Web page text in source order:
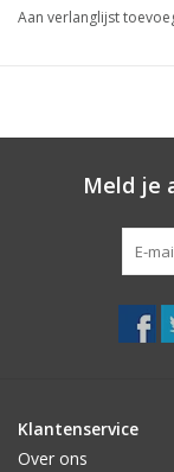
• Een universele
• Niet giftig,
Aan verlanglijst
Meld je
Klantenservice
Over ons